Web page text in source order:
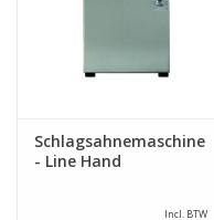
Schlagsahnemaschine
- Line Hand
Incl. BTW